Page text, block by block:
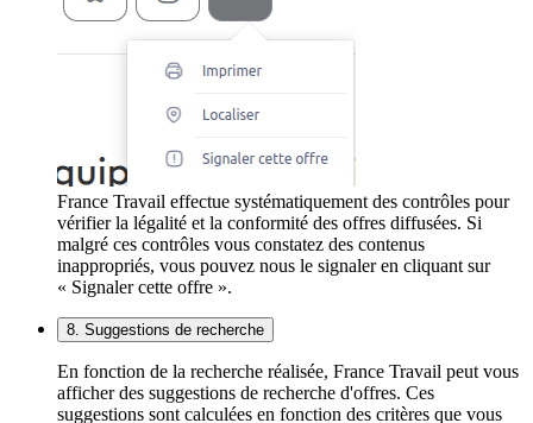
France Travail effectue systématiquement des contrôles pour
vérifier la légalité et la conformité des offres diffusées. Si
malgré ces contrôles vous constatez des contenus
inappropriés, vous pouvez nous le signaler en cliquant sur
« Signaler cette offre ».
8. Suggestions de recherche
En fonction de la recherche réalisée, France Travail peut vous
afficher des suggestions de recherche d'offres. Ces
suggestions sont calculées en fonction des critères que vous